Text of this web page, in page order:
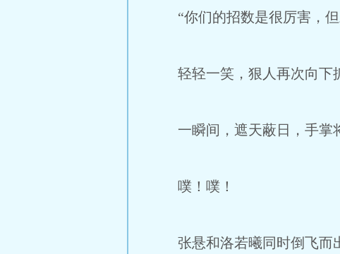
“你们的招数是很厉害，
轻轻一笑，狠人再次向下
一瞬间，遮天蔽日，手掌将
噗！噗！
张悬和洛若曦同时倒飞而出